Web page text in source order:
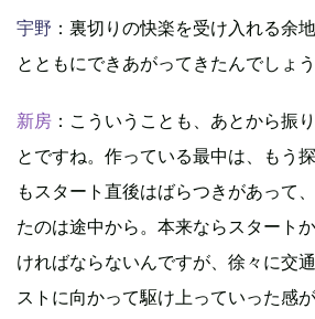
宇野 ：裏切りの快楽を受け入れる余
とともにできあがってきたんでしょう
新房 ：こういうことも、あとから振
とですね。作っている最中は、もう
もスタート直後はばらつきがあって
たのは途中から。本来ならスタート
ければならないんですが、徐々に交
ストに向かって駆け上っていった感